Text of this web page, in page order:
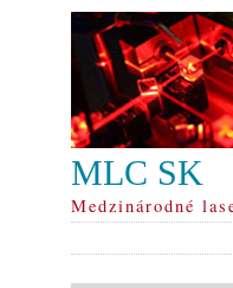
MLC SK
Medzinárodné